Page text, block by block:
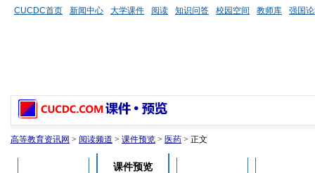
CUCDC首页 新闻中心 大学课件 阅读 知识问答 校园空间 教师库 强国
高等教育资讯网 > 阅读频道 > 课件预览 > 医药 > 正文
课件预览